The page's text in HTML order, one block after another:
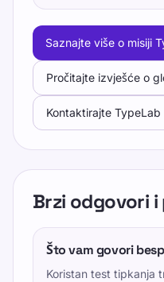
Saznajte više o misiji
Pročitajte izvješće o
Kontaktirajte TypeLab
Brzi odgovori
Što vam govori
Koristan test tipkanja